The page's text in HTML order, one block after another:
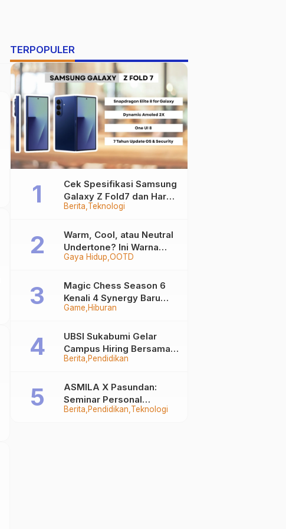
TERPOPULER
Berita Teknologi
Cek Spesifikasi Samsung
Galaxy Z Fold7 dan Harga
Resminya
Gaya Hidup OOTD
Warm, Cool, atau Neutral
Undertone? Ini Warna
Baju yang Bikin Kamu
Game Hiburan
Magic Chess Season 6
Kenali 4 Synergy Baru
Terkuat
Berita Pendidikan
UBSI Sukabumi Gelar
Campus Hiring Bersama
PKSS, Buka Peluang Kerja
Berita Pendidikan Teknologi
ASMILA X Pasundan:
Seminar Personal
Branding dan Kreativitas